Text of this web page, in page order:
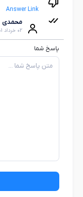
Answer Link
محمدی
02 خرداد 1401 ساعت 22:03
پاسخ شما